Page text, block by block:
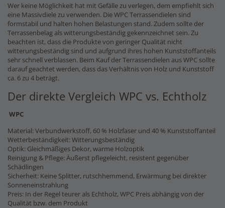
Wer keine Möglichkeit hat mit Gefälle zu verlegen, dem empfiehlt sich
eine Massivdiele zu verwenden. Die WPC Terrassendielen sind
formstabil und halten hohen Belastungen stand. Zudem sollte der
Terrassenbelag als witterungsbeständig gekennzeichnet sein. Zu
beachten ist, dass die Produkte von geringer Qualität nicht
witterungsbeständig sind und aufgrund ihres hohen Kunststoffanteils
sehr schnell verblassen. Beim Kauf der Terrassendielen aus WPC sollte
darauf geachtet werden, dass das Verhältnis von Holz und Kunststoff
ca. 6 zu 4 beträgt.
Der direkte Vergleich WPC vs. Echtholz
WPC
Material: Verbundwerkstoff, 60 % Holzfaser und 40 % Kunststoffanteil
Wetterbeständigkeit: Witterungsbeständig
Optik: Gleichmäßiges Dekor, warme Holzoptik
Reinigung & Pflege: Äußerst pflegeleicht, resistent gegenüber
Schädlingen
Sicherheit: Keine Splitter, rutschhemmend, Erwärmung bei direkter
Sonneneinstrahlung
Preis: In der Regel teurer als Echtholz, WPC Preis abhängig von der
Qualität bzw. dem Produkt